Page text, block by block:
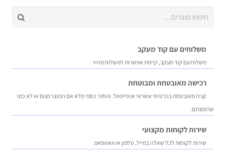
משלוחים עם קוד מעקב
משלוח​ עם קוד מעקב​​, קיימת אפשרות למשלוח מהיר​.
רכישה​ ​מאובטחת ומבוטחת
קניה מאובטחת בכרטיסי אשראי או פייפאל. והחזר כספי מלא אם המוצר פגום או לא כמו
שהזמנתם.
שירות לקוחות מקצועי
שירות לקוחות לכל שאלה במייל, טלפון או וואטסאפ.